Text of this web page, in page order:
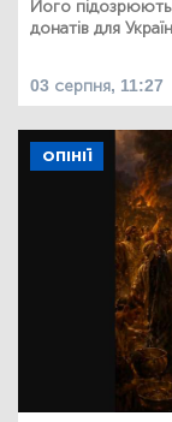
Його підозрюють
донатів для
03 серпня, 11:27
ОПІНІЇ